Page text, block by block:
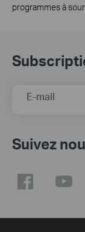
programmes à
E-mail
Suivez